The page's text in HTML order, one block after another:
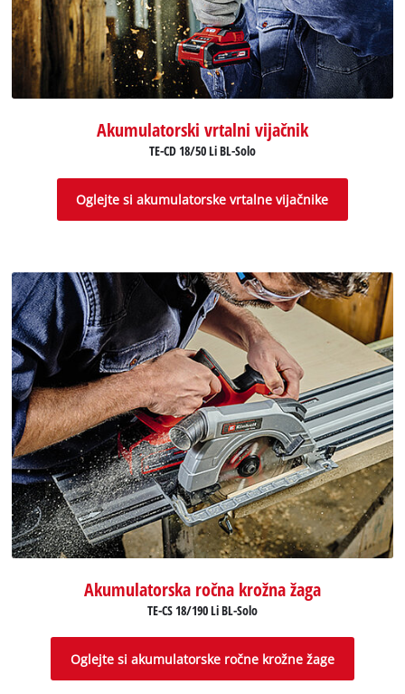
Akumulatorski vrtalni vijačnik
TE-CD 18/50 Li BL-Solo
Oglejte si akumulatorske vrtalne vijačnike
Akumulatorska ročna krožna žaga
TE-CS 18/190 Li BL-Solo
Oglejte si akumulatorske ročne krožne žage